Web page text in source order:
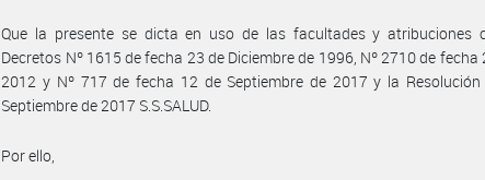
Que la presente se dicta en uso de las facultades y atribuciones
Decretos Nº 1615 de fecha 23 de Diciembre de 1996, Nº 2710 de fecha
2012 y Nº 717 de fecha 12 de Septiembre de 2017 y la
Septiembre de 2017 S.S.SALUD.
Por ello,